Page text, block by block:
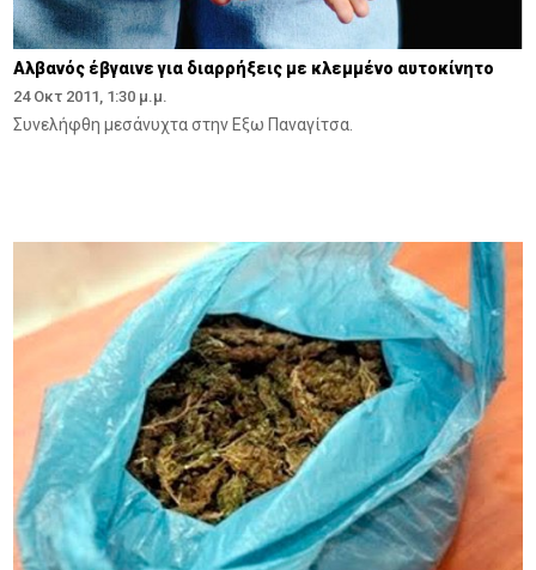
Αλβανός έβγαινε για διαρρήξεις με κλεμμένο αυτοκίνητο
24 Οκτ 2011, 1:30 μ.μ.
Συνελήφθη μεσάνυχτα στην Εξω Παναγίτσα.